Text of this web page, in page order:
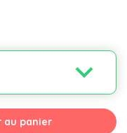
expand_more
au panier